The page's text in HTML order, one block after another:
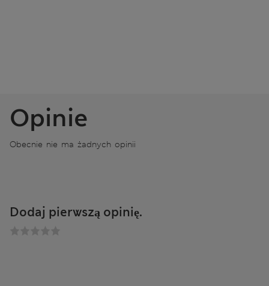
Opinie
Obecnie nie ma żadnych opinii
Dodaj pierwszą opinię.